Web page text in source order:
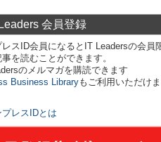
会員登録
スID会員になるとIT Leadersの会員
を読むことができます。
のメルマガを購読できます
Business Libraryもご利用いただけま
プレスIDとは